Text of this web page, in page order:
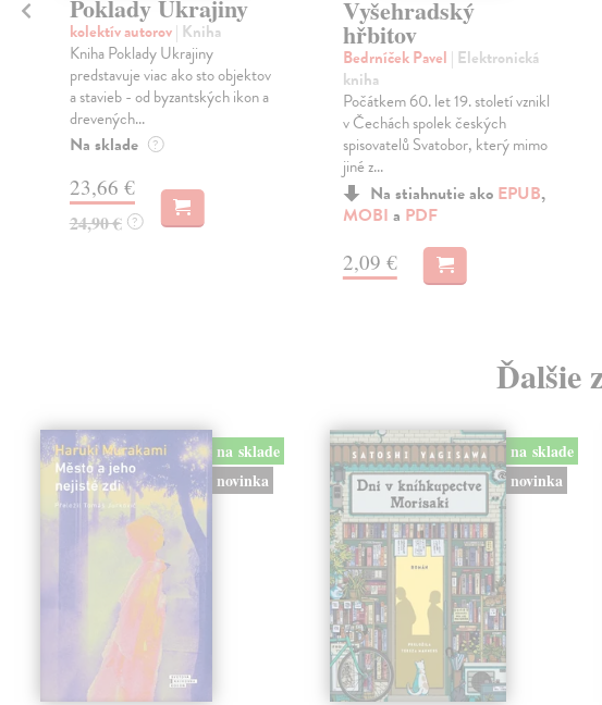
Poklady Ukrajiny
kolektív autorov| Kniha
Kniha Poklady Ukrajiny
predstavuje viac ako sto objektov
a stavieb - od byzantských ikon a
drevených...
Na sklade ?
23,66 €
24,90 € ?
Vyšehradský
hřbitov
Bedrníček Pavel | Elektronická
kniha
Počátkem 60. let 19. století vznikl
v Čechách spolek českých
spisovatelů Svatobor, který mimo
jiné z...
Na stiahnutie ako EPUB,
MOBI a PDF
2,09 €
Ďalšie
na sklade
novinka
na sklade
novinka